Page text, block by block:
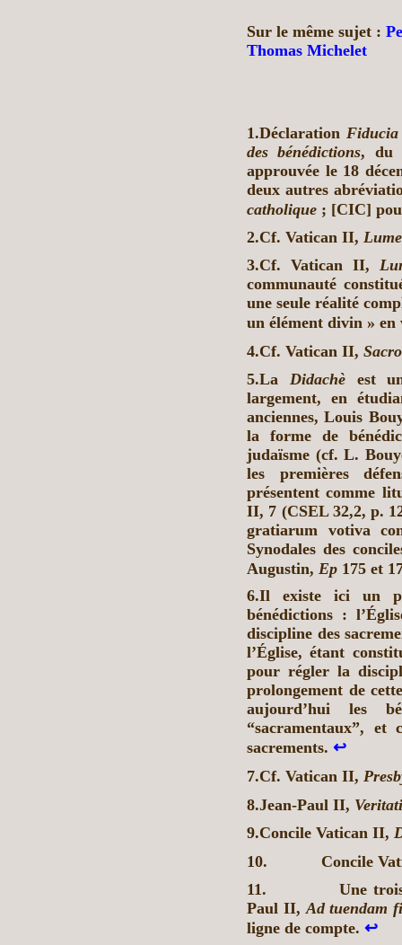
Sur le même sujet :
Thomas Michelet
1.Déclaration
des bénédictions, du
approuvée le 18
deux autres
catholique ; [CIC]
2.Cf. Vatican II,
3.Cf. Vatican II,
communauté
une seule réalité
un élément divin » en
4.Cf. Vatican II,
5.La Didachèest un
largement, en
anciennes, Louis
la forme de
judaïsme (cf. L.
les premières
présentent comme
II, 7 (CSEL 32,2, p.
gratiarum votiva
Synodales des
Augustin, Ep 175 et
6.Il existe ici un
bénédictions :
discipline des
l’Église, étant
pour régler la
prolongement de
aujourd’hui les
“sacramentaux”,
sacrements. ↩
7.Cf. Vatican II,
8.Jean-Paul II,
9.Concile Vatican II,
10.
Concile
11.
Une
Paul II, Ad tuendam
ligne de compte. ↩